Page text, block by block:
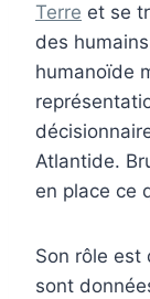
Terre et se
des
humanoïde
Atlantide.
en place ce
Son rôle est
sont